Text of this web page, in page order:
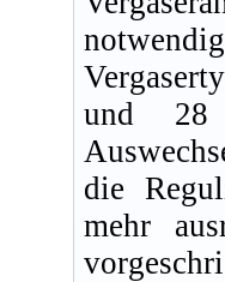
und
die
mehr